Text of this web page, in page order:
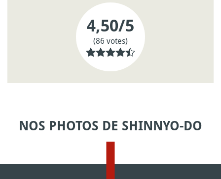
4,50/5
(86 votes)
NOS PHOTOS DE SHINNYO-DO